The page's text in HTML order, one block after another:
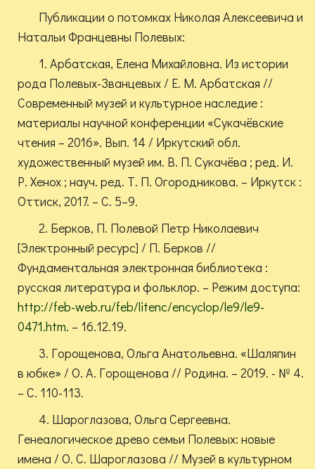
Публикации о потомках Николая Алексеевича и
Натальи Францевны Полевых:
1. Арбатская, Елена Михайловна. Из истории
рода Полевых-Званцевых / Е. М. Арбатская //
Современный музей и культурное наследие :
материалы научной конференции «Сукачёвские
чтения – 2016». Вып. 14 / Иркутский обл.
художественный музей им. В. П. Сукачёва ; ред. И.
Р. Хенох ; науч. ред. Т. П. Огородникова. – Иркутск :
Оттиск, 2017. – С. 5–9.
2. Берков, П. Полевой Петр Николаевич
[Электронный ресурс] / П. Берков //
Фундаментальная электронная библиотека :
русская литература и фольклор. – Режим доступа:
http://feb-web.ru/feb/litenc/encyclop/le9/le9-
0471.htm. – 16.12.19.
3. Горощенова, Ольга Анатольевна. «Шаляпин
в юбке» / О. А. Горощенова // Родина. – 2019. - № 4.
– С. 110-113.
4. Шароглазова, Ольга Сергеевна.
Генеалогическое древо семьи Полевых: новые
имена / О. С. Шароглазова // Музей в культурном